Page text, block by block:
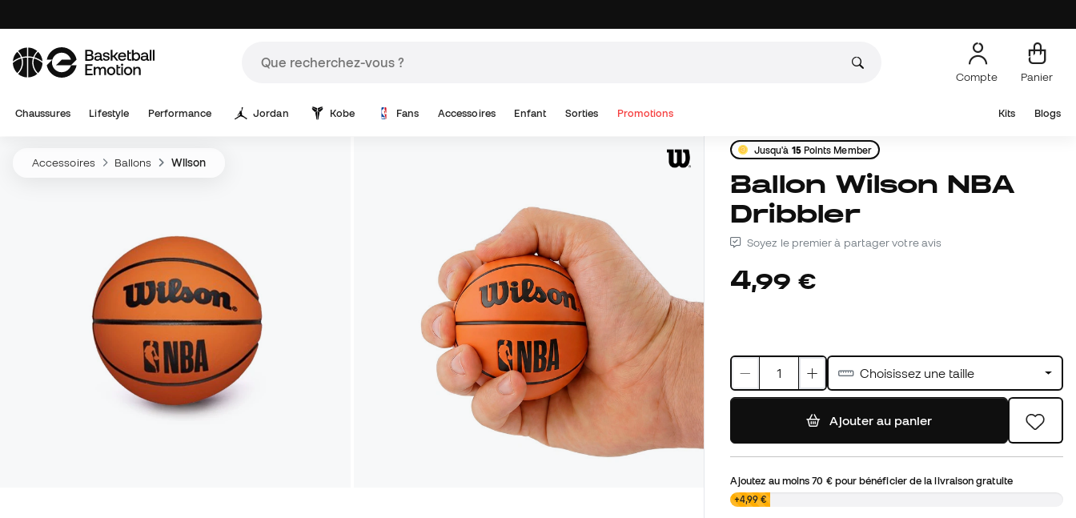
Compte Panier
Chaussures Lifestyle Performance Jordan Kobe Fans Accessoires Enfant Sorties Promotions Kits Blogs
Accessoires Ballons Wilson
Jusqu'à 15Points Member
Ballon Wilson NBA
Dribbler
Soyez le premier à partager votre avis
4,99 €
Choisissez une taille
Ajouter au panier
Ajoutez au moins70 €pour bénéficier de la livraison gratuite
0,00 €
+4,99 €